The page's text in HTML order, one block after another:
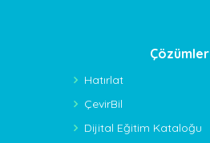
Çözümler
Hatırlat
ÇevirBil
Dijital Eğitim Kataloğu